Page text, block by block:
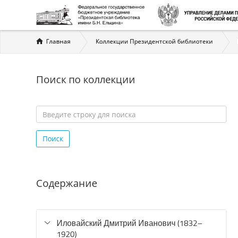
Вы
здесь
Главная Коллекции Президентской библиотеки
Поиск по коллекции
строку
для
Поиск
Содержание
Иловайский Дмитрий Иванович (1832–
1920)